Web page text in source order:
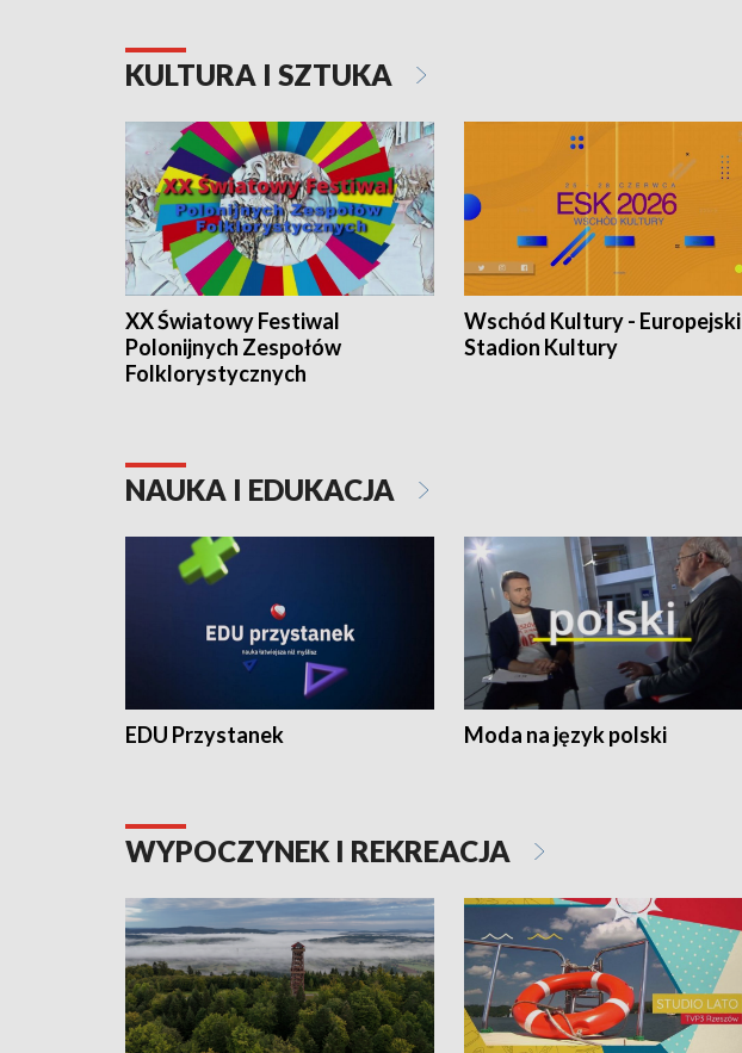
KULTURA I SZTUKA
XX Światowy Festiwal
Polonijnych Zespołów
Folklorystycznych
Wschód Kultury - Europejski
Stadion Kultury
NAUKA I EDUKACJA
EDU Przystanek Moda na język polski
WYPOCZYNEK I REKREACJA